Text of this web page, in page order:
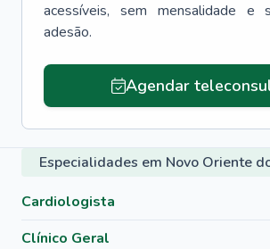
acessíveis, sem mensalidade e
adesão.
Agendar
Especialidades em Novo Oriente
Cardiologista
Clínico Geral